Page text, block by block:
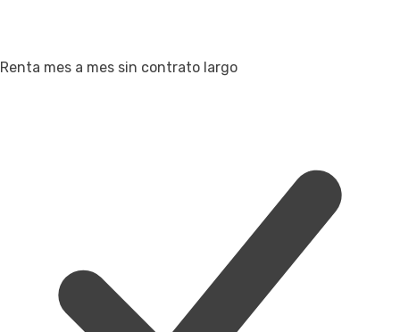
Renta mes a mes sin contrato largo